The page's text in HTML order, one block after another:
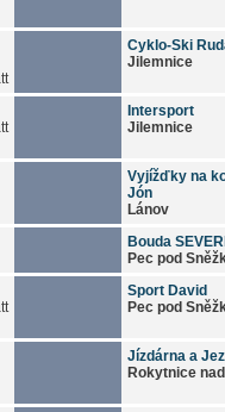
Cyklo-Ski
Jilemnice
Intersport
Jilemnice
Vyjížďky na
Jón
Lánov
Bouda
Pec pod
Sport David
Pec pod
Jízdárna a
Rokytnice